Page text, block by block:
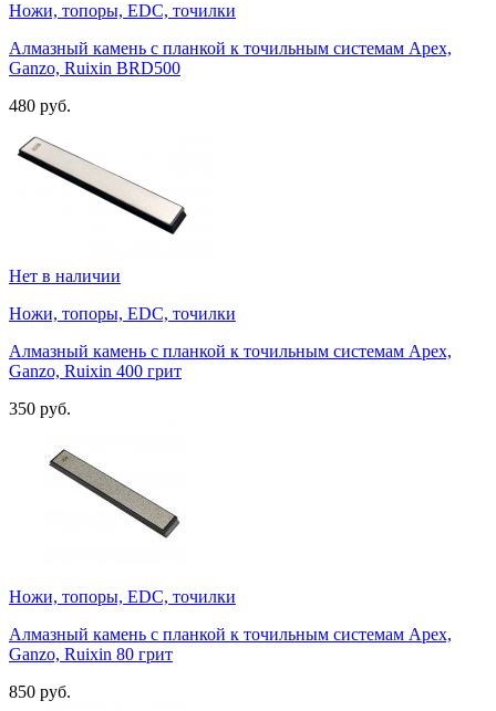
Ножи, топоры, EDC, точилки
Алмазный камень с планкой к точильным системам Apex,
Ganzo, Ruixin BRD500
480 руб.
Нет в наличии
Ножи, топоры, EDC, точилки
Алмазный камень с планкой к точильным системам Apex,
Ganzo, Ruixin 400 грит
350 руб.
Ножи, топоры, EDC, точилки
Алмазный камень с планкой к точильным системам Apex,
Ganzo, Ruixin 80 грит
850 руб.